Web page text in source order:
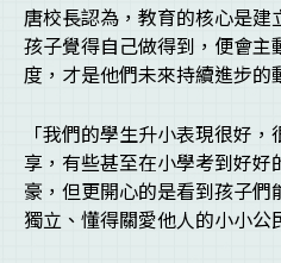
唐校長認為，教育的核心是
孩子覺得自己做得到，便會
度，才是他們未來持續進步的
「我們的學生升小表現很好
享，有些甚至在小學考到好好
豪，但更開心的是看到孩子
獨立、懂得關愛他人的小小公